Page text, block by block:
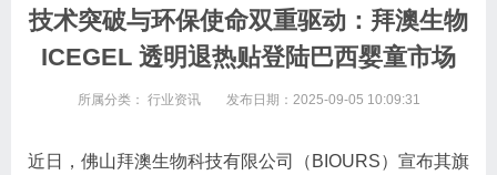
技术突破与环保使命双重驱动：拜澳生物
ICEGEL 透明退热贴登陆巴西婴童市场
所属分类： 行业资讯 发布日期：2025-09-05 10:09:31
近日，佛山拜澳生物科技有限公司（BIOURS）宣布其旗